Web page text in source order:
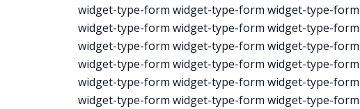
widget-type-form widget-type-form widget-type-
widget-type-form widget-type-form widget-type-
widget-type-form widget-type-form widget-type-
widget-type-form widget-type-form widget-type-
widget-type-form widget-type-form widget-type-
widget-type-form widget-type-form widget-type-